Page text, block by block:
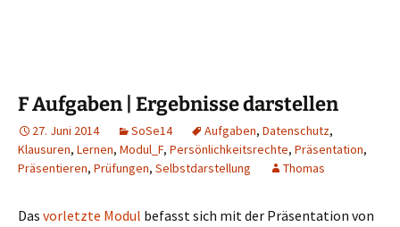
F Aufgaben | Ergebnisse darstellen
27. Juni 2014 SoSe14 Aufgaben, Datenschutz,
Klausuren, Lernen, Modul_F, Persönlichkeitsrechte, Präsentation,
Präsentieren, Prüfungen, Selbstdarstellung Thomas
Das vorletzte Modul befasst sich mit der Präsentation von